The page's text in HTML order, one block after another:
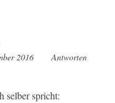
2016 9:52
Antworten
selber spricht: